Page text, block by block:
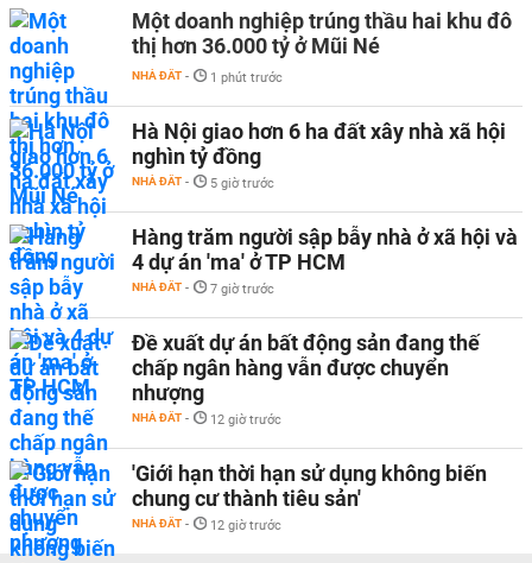
Một doanh nghiệp trúng thầu hai khu đô
thị hơn 36.000 tỷ ở Mũi Né
NHÀ ĐẤT - 1 phút trước
Hà Nội giao hơn 6 ha đất xây nhà xã hội
nghìn tỷ đồng
NHÀ ĐẤT - 5 giờ trước
Hàng trăm người sập bẫy nhà ở xã hội và
4 dự án 'ma' ở TP HCM
NHÀ ĐẤT - 7 giờ trước
Đề xuất dự án bất động sản đang thế
chấp ngân hàng vẫn được chuyển
nhượng
NHÀ ĐẤT - 12 giờ trước
'Giới hạn thời hạn sử dụng không biến
chung cư thành tiêu sản'
NHÀ ĐẤT - 12 giờ trước